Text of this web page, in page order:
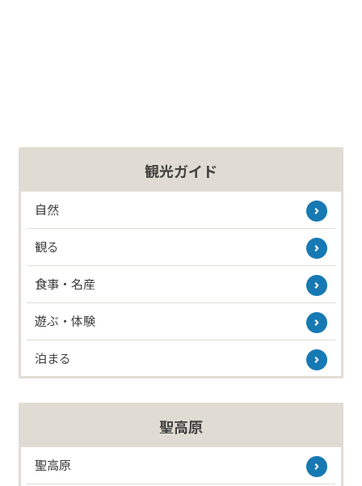
観光ガイド
自然
観る
食事・名産
遊ぶ・体験
泊まる
聖高原
聖高原